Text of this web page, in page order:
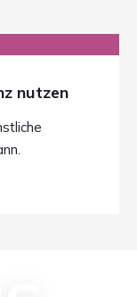
nutzen